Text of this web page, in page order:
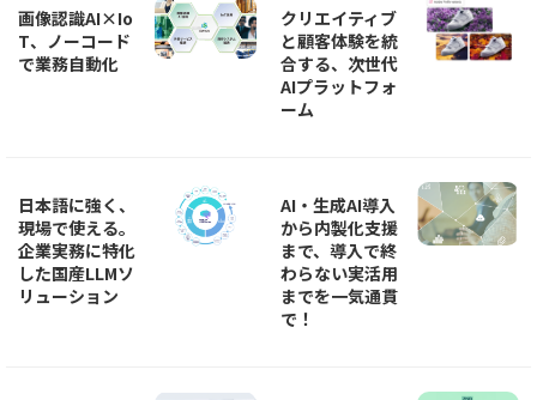
画像認識AI×Io
T、ノーコード
で業務自動化
クリエイティブ
と顧客体験を統
合する、次世代
AIプラットフォ
ーム
日本語に強く、
現場で使える。
企業実務に特化
した国産LLMソ
リューション
AI・生成AI導入
から内製化支援
まで、導入で終
わらない実活用
までを一気通貫
で！